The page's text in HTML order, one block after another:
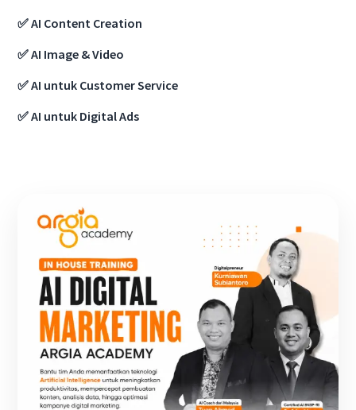
✅ AI Content Creation
✅ AI Image & Video
✅ AI untuk Customer Service
✅ AI untuk Digital Ads